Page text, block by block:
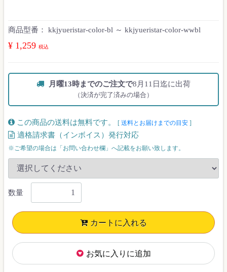
商品型番： kkjyueristar-color-bl ～ kkjyueristar-color-wwbl
¥ 1,259 税込
月曜13時までのご注文で8月11日迄に出荷
（決済が完了済みの場合）
この商品の送料は無料です。 [ 送料とお届けまでの目安 ]
適格請求書（インボイス）発行対応
※ご希望の場合は「お問い合わせ欄」へ記載をお願い致します。
数量
カートに入れる
お気に入りに追加